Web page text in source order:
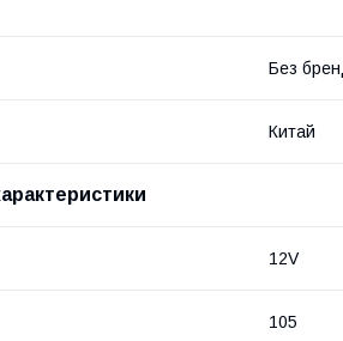
Без
Китай
12V
105